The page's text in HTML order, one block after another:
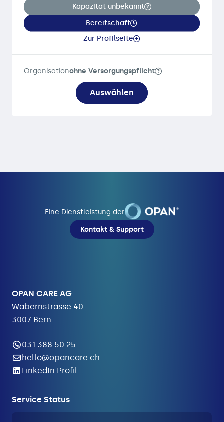
Kapazität unbekannt
Bereitschaft
Zur Profilseite
Organisationohne Versorgungspflicht
Auswählen
Eine Dienstleistung der
Kontakt & Support
OPAN CARE AG
Wabernstrasse 40
3007 Bern
031 388 50 25
hello@opancare.ch
LinkedIn Profil
Service Status